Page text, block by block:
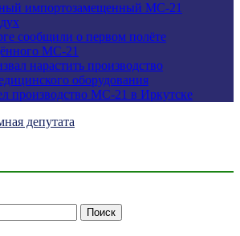
импортозамещенный МС-21
сообщили о первом полёте
МС-21
нарастить производство
оборудования
производство МС-21 в Иркутске
депутата